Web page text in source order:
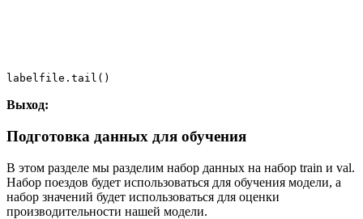
labelfile.tail()
Выход:
Подготовка данных для обучения
В этом разделе мы разделим набор данных на набор train и val.
Набор поездов будет использоваться для обучения модели, а
набор значений будет использоваться для оценки
производительности нашей модели.